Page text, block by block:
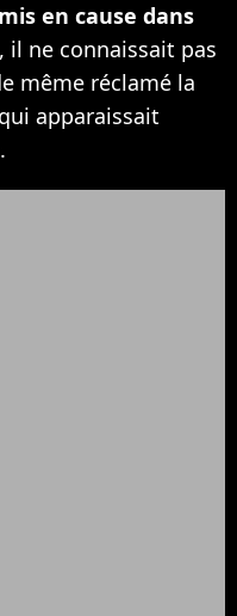
en cause dans
il ne connaissait pas
même réclamé la
apparaissait